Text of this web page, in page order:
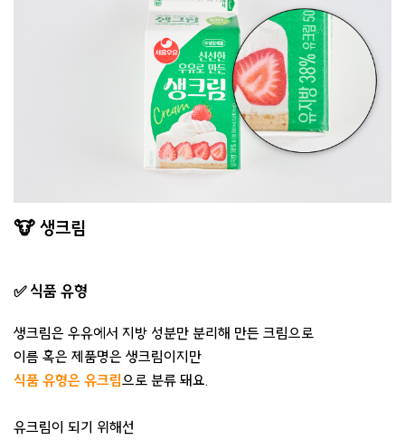
🐮 생크림
✅ 식품 유형
생크림은 우유에서 지방 성분만 분리해 만든 크림으로
이름 혹은 제품명은 생크림이지만
식품 유형은 유크림으로 분류 돼요.
유크림이 되기 위해선